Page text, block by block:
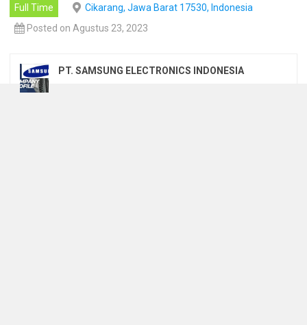
Full Time
Cikarang, Jawa Barat 17530, Indonesia
Posted on Agustus 23, 2023
PT. SAMSUNG ELECTRONICS INDONESIA